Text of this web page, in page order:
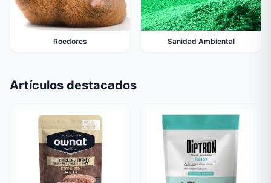
Roedores Sanidad Ambiental
Artículos destacados